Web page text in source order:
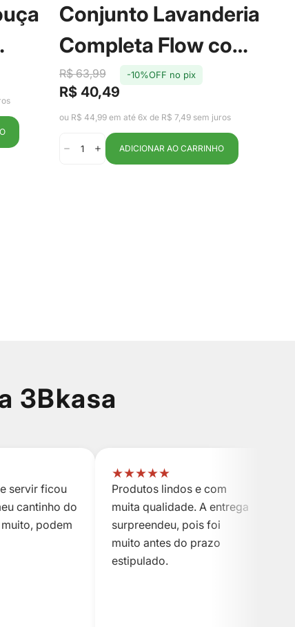
-
Conjunto Lavanderia
Completa Flow com
3 Peças Bege - Ou
Preço
de
R$ 40,49
Preço
regular
R$ 63,99 -10%OFF no pix
ou R$ 44,99 em até 6x de R$ 7,49 sem juros
ADICIONAR AO CARRINHO
3Bkasa
servir ficou
cantinho do
podem
★★★★★
Produtos lindos e com
muita qualidade. A entrega
surpreendeu, pois foi
muito antes do prazo
estipulado.